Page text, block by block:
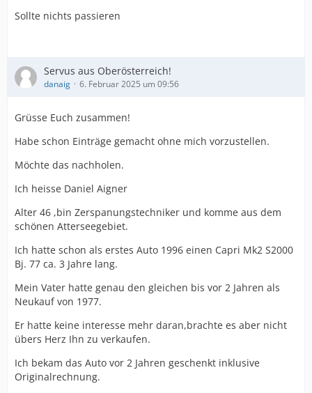
Sollte nichts passieren
Servus aus Oberösterreich!
danaig 6. Februar 2025 um 09:56
Grüsse Euch zusammen!
Habe schon Einträge gemacht ohne mich vorzustellen.
Möchte das nachholen.
Ich heisse Daniel Aigner
Alter 46 ,bin Zerspanungstechniker und komme aus dem
schönen Atterseegebiet.
Ich hatte schon als erstes Auto 1996 einen Capri Mk2 S2000
Bj. 77 ca. 3 Jahre lang.
Mein Vater hatte genau den gleichen bis vor 2 Jahren als
Neukauf von 1977.
Er hatte keine interesse mehr daran,brachte es aber nicht
übers Herz Ihn zu verkaufen.
Ich bekam das Auto vor 2 Jahren geschenkt inklusive
Originalrechnung.